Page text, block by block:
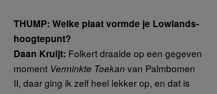
THUMP: Welke plaat vormde je Lowlands-
hoogtepunt?
Daan Kruijt: Folkert draaide op een gegeven
moment Verminkte Toekan van Palmbomen
II, daar ging ik zelf heel lekker op, en dat is